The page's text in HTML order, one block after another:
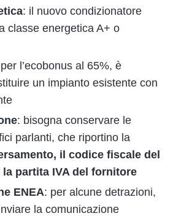
: il nuovo condizionatore
classe energetica A+ o
l’ecobonus al 65%, è
un impianto esistente con
: bisogna conservare le
parlanti, che riportino la
il codice fiscale del
partita IVA del fornitore
ENEA: per alcune detrazioni,
la comunicazione